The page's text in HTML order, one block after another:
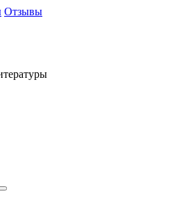
Отзывы